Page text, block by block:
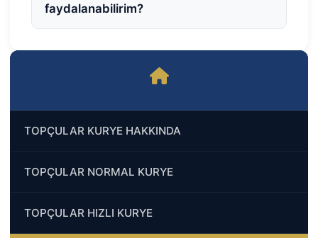
TOPÇULAR KURYE HAKKINDA
TOPÇULAR NORMAL KURYE
TOPÇULAR HIZLI KURYE
faydalanabilirim?